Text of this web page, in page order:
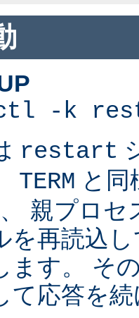
-k
restart
TERM と
親プロセ
を再読込
ます。 そ
て応答を